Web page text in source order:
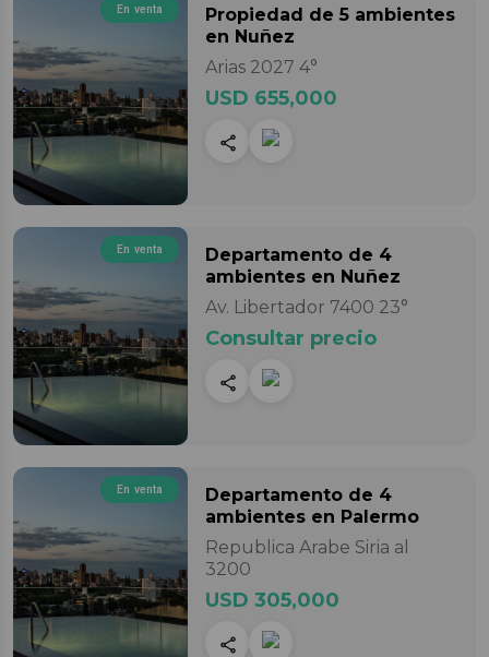
En venta Propiedad de 5 ambientes
en Nuñez
Arias 2027 4°
USD 655,000
En venta Departamento de 4
ambientes en Nuñez
Av. Libertador 7400 23°
Consultar precio
En venta Departamento de 4
ambientes en Palermo
Republica Arabe Siria al
3200
USD 305,000